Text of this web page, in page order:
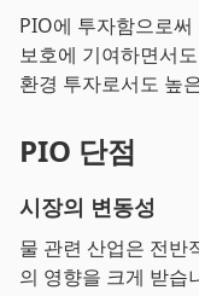
PIO에 투자함으로
보호에 기여하면서
환경 투자로서도 높
PIO 단점
시장의 변동성
물 관련 산업은 전반
의 영향을 크게 받습